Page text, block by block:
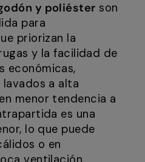
y poliéster son
para
priorizan la
y la facilidad de
económicas,
a alta
menor tendencia a
es una
lo que puede
o en